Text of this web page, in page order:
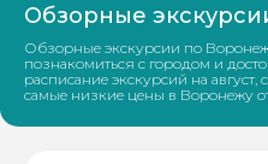
Обзорные
Обзорные экскурсии по
познакомиться с городом и
расписание экскурсий на август,
самые низкие цены в Воронежу